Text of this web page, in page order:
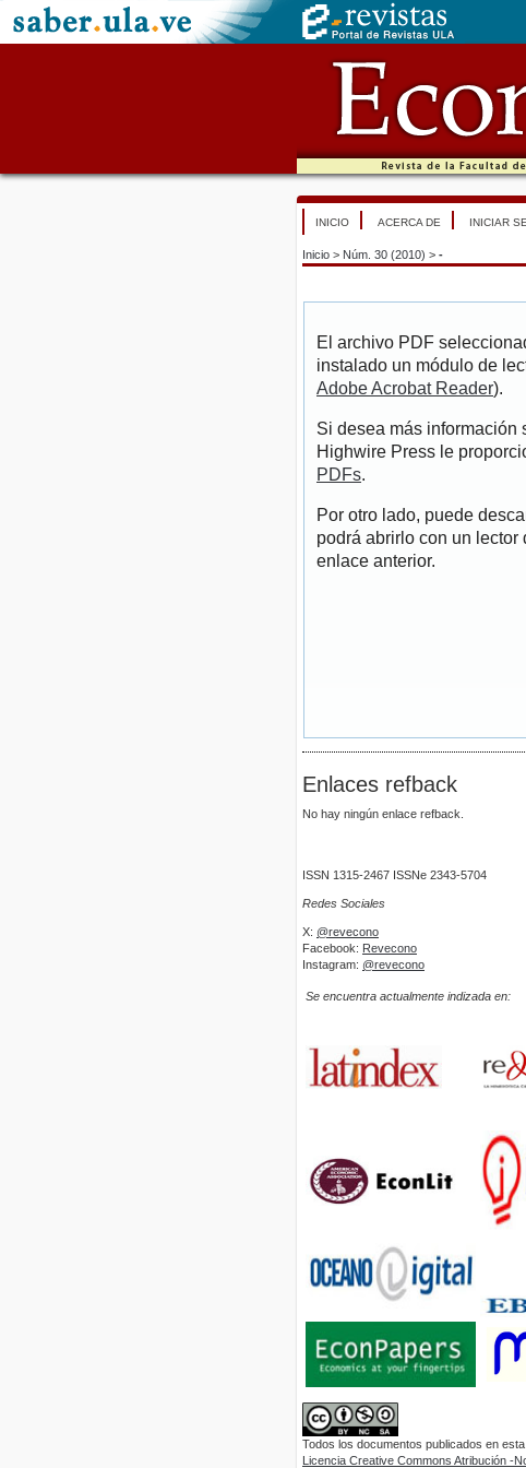
INICIO ACERCA DE INICIAR
Inicio > Núm. 30 (2010) > -
El archivo PDF
instalado un módulo de
Adobe Acrobat Reader).
Si desea más información
Highwire Press le
PDFs.
Por otro lado, puede
podrá abrirlo con un lector
enlace anterior.
Enlaces refback
No hay ningún enlace refback.
ISSN 1315-2467 ISSNe 2343-5704
Redes Sociales
X: @revecono
Facebook: Revecono
Instagram: @revecono
Se encuentra actualmente indizada en:
Todos los documentos publicados en
Licencia Creative Commons Atribución -